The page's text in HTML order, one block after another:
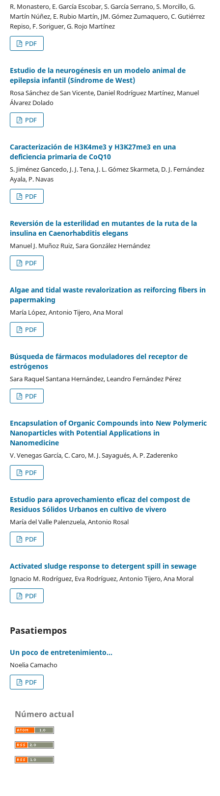
R. Monastero, E. García Escobar, S. García Serrano, S. Morcillo, G.
Martín Núñez, E. Rubio Martín, JM. Gómez Zumaquero, C. Gutiérrez
Repiso, F. Soriguer, G. Rojo Martínez
PDF
Estudio de la neurogénesis en un modelo animal de
epilepsia infantil (Síndrome de West)
Rosa Sánchez de San Vicente, Daniel Rodríguez Martínez, Manuel
Álvarez Dolado
PDF
Caracterización de H3K4me3 y H3K27me3 en una
deficiencia primaria de CoQ10
S. Jiménez Gancedo, J. J. Tena, J. L. Gómez Skarmeta, D. J. Fernández
Ayala, P. Navas
PDF
Reversión de la esterilidad en mutantes de la ruta de la
insulina en Caenorhabditis elegans
Manuel J. Muñoz Ruiz, Sara González Hernández
PDF
Algae and tidal waste revalorization as reiforcing fibers in
papermaking
María López, Antonio Tijero, Ana Moral
PDF
Búsqueda de fármacos moduladores del receptor de
estrógenos
Sara Raquel Santana Hernández, Leandro Fernández Pérez
PDF
Encapsulation of Organic Compounds into New Polymeric
Nanoparticles with Potential Applications in
Nanomedicine
V. Venegas García, C. Caro, M. J. Sayagués, A. P. Zaderenko
PDF
Estudio para aprovechamiento eficaz del compost de
Residuos Sólidos Urbanos en cultivo de vivero
María del Valle Palenzuela, Antonio Rosal
PDF
Activated sludge response to detergent spill in sewage
Ignacio M. Rodríguez, Eva Rodríguez, Antonio Tijero, Ana Moral
PDF
Pasatiempos
Un poco de entretenimiento…
Noelia Camacho
PDF
Número actual